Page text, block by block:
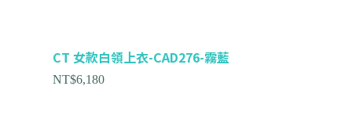
CT 女款白領上衣-CAD276-霧藍
NT$6,180